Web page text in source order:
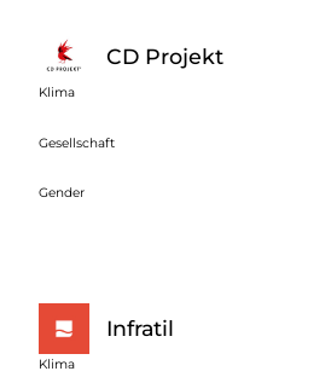
CD Projekt
Klima
Gesellschaft
Gender
Infratil
Klima